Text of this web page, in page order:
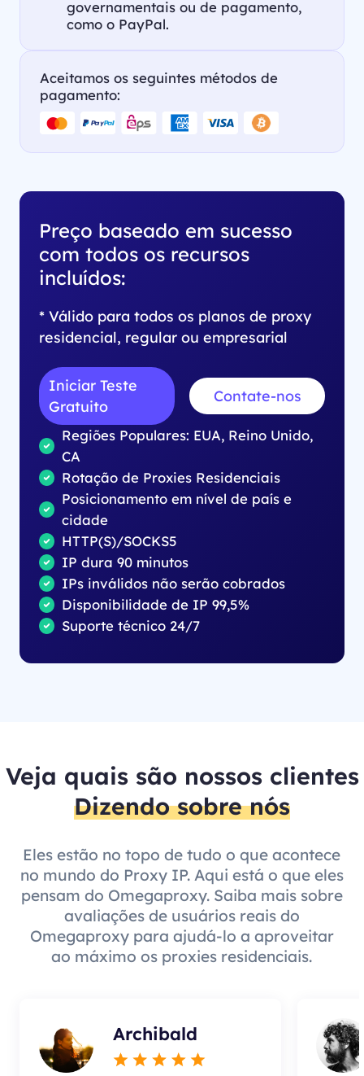
governamentais ou de pagamento,
como o PayPal.
Aceitamos os seguintes métodos de
pagamento:
Preço baseado em sucesso
com todos os recursos
incluídos:
* Válido para todos os planos de proxy
residencial, regular ou empresarial
Iniciar Teste
Gratuito
Contate-nos
Regiões Populares: EUA, Reino Unido,
CA
Rotação de Proxies Residenciais
Posicionamento em nível de país e
cidade
HTTP(S)/SOCKS5
IP dura 90 minutos
IPs inválidos não serão cobrados
Disponibilidade de IP 99,5%
Suporte técnico 24/7
Veja quais são nossos clientes
Dizendo sobre nós
Eles estão no topo de tudo o que acontece
no mundo do Proxy IP. Aqui está o que eles
pensam do Omegaproxy. Saiba mais sobre
avaliações de usuários reais do
Omegaproxy para ajudá-lo a aproveitar
ao máximo os proxies residenciais.
Archibald